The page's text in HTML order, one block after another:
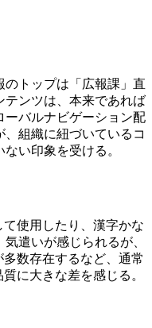
のトップは「広報課」直
テンツは、本来であれば
ーバルナビゲーション配
組織に紐づいているコ
い印象を受ける。
使用したり、漢字かな
遣いが感じられるが、
数存在するなど、通常
に大きな差を感じる。